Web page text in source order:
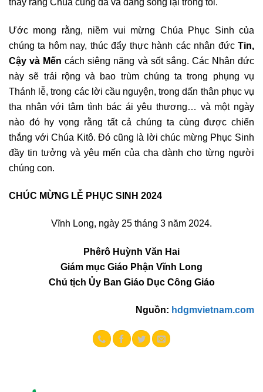
Ước mong rằng, niềm vui mừng Chúa Phục Sinh của
chúng ta hôm nay, thúc đẩy thực hành các nhân đức Tin,
Cậy và Mến cách siêng năng và sốt sắng. Các Nhân đức
này sẽ trải rộng và bao trùm chúng ta trong phụng vụ
Thánh lễ, trong các lời cầu nguyện, trong dấn thân phục vụ
tha nhân với tâm tình bác ái yêu thương… và một ngày
nào đó hy vọng rằng tất cả chúng ta cùng được chiến
thắng với Chúa Kitô. Đó cũng là lời chúc mừng Phục Sinh
đầy tin tưởng và yêu mến của cha dành cho từng người
chúng con.
CHÚC MỪNG LỄ PHỤC SINH 2024
Vĩnh Long, ngày 25 tháng 3 năm 2024.
Phêrô Huỳnh Văn Hai
Giám mục Giáo Phận Vĩnh Long
Chủ tịch Ủy Ban Giáo Dục Công Giáo
Nguồn: hdgmvietnam.com